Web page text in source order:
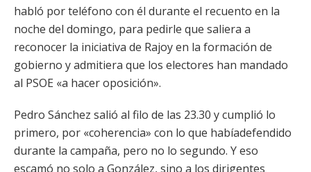
habló por teléfono con él durante el recuento en la
noche del domingo, para pedirle que saliera a
reconocer la iniciativa de Rajoy en la formación de
gobierno y admitiera que los electores han mandado
al PSOE «a hacer oposición».
Pedro Sánchez salió al filo de las 23.30 y cumplió lo
primero, por «coherencia» con lo que habíadefendido
durante la campaña, pero no lo segundo. Y eso
escamó no solo a González, sino a los dirigentes